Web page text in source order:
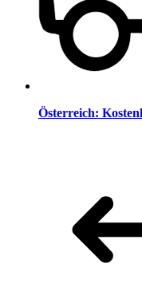
Österreich: